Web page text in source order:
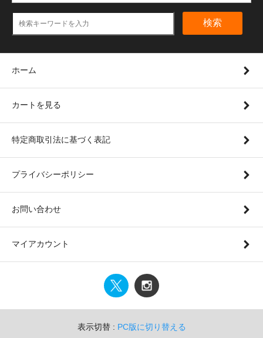
検索
ホーム
カートを見る
特定商取引法に基づく表記
プライバシーポリシー
お問い合わせ
マイアカウント
表示切替 : PC版に切り替える